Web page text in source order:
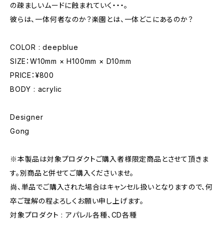
の疎ましいムードに蝕まれていく・・・。
彼らは、一体何者なのか？楽園とは、一体どこにあるのか？
COLOR : deepblue
SIZE：W10mm × H100mm × D10mm
PRICE：¥800
BODY : acrylic
Designer
Gong
※本製品は対象プロダクトご購入者様限定商品とさせて頂きま
す。別商品と併せてご購入くださいませ。
尚、単品でご購入された場合はキャンセル扱いとなりますので、何
卒ご理解の程よろしくお願い申し上げます。
対象プロダクト : アパレル各種、CD各種